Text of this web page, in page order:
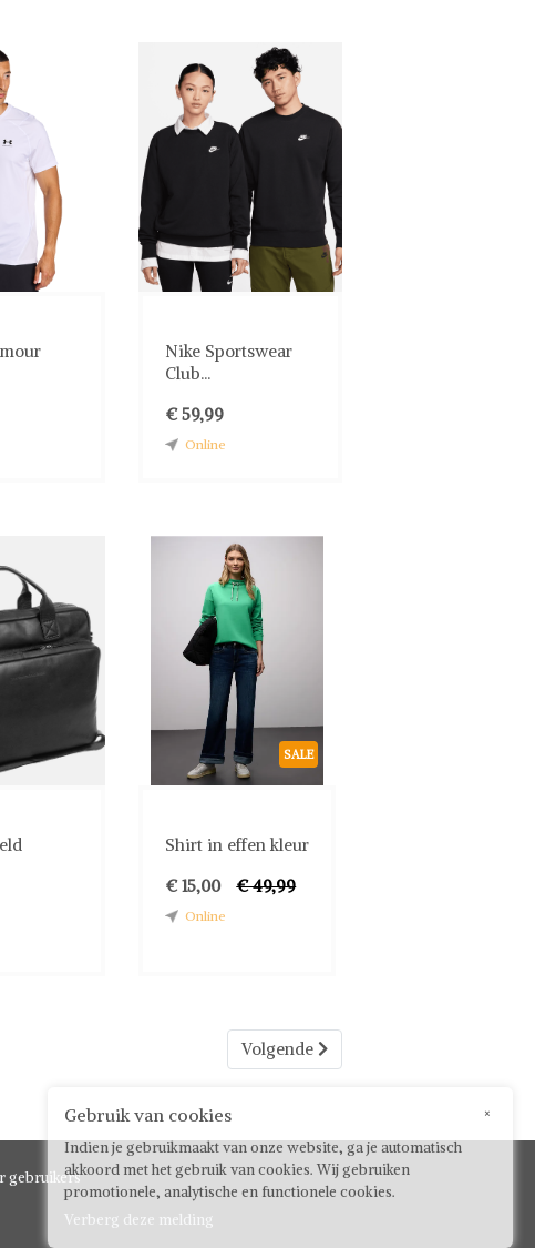
Nike Sportswear
Club...
€ 59,99
Online
SALE
Shirt in effen kleur
€ 15,00
€ 49,99
Online
Volgende
gebruikers
×
Gebruik van cookies
Indien je gebruikmaakt van onze website, ga je automatisch
akkoord met het gebruik van cookies. Wij gebruiken
promotionele, analytische en functionele cookies.
Verberg deze melding